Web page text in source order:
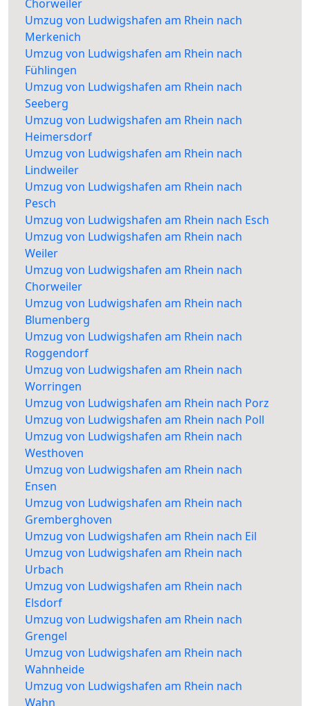
Chorweiler
Umzug von Ludwigshafen am Rhein nach
Merkenich
Umzug von Ludwigshafen am Rhein nach
Fühlingen
Umzug von Ludwigshafen am Rhein nach
Seeberg
Umzug von Ludwigshafen am Rhein nach
Heimersdorf
Umzug von Ludwigshafen am Rhein nach
Lindweiler
Umzug von Ludwigshafen am Rhein nach
Pesch
Umzug von Ludwigshafen am Rhein nach Esch
Umzug von Ludwigshafen am Rhein nach
Weiler
Umzug von Ludwigshafen am Rhein nach
Chorweiler
Umzug von Ludwigshafen am Rhein nach
Blumenberg
Umzug von Ludwigshafen am Rhein nach
Roggendorf
Umzug von Ludwigshafen am Rhein nach
Worringen
Umzug von Ludwigshafen am Rhein nach Porz
Umzug von Ludwigshafen am Rhein nach Poll
Umzug von Ludwigshafen am Rhein nach
Westhoven
Umzug von Ludwigshafen am Rhein nach
Ensen
Umzug von Ludwigshafen am Rhein nach
Gremberghoven
Umzug von Ludwigshafen am Rhein nach Eil
Umzug von Ludwigshafen am Rhein nach
Urbach
Umzug von Ludwigshafen am Rhein nach
Elsdorf
Umzug von Ludwigshafen am Rhein nach
Grengel
Umzug von Ludwigshafen am Rhein nach
Wahnheide
Umzug von Ludwigshafen am Rhein nach
Wahn